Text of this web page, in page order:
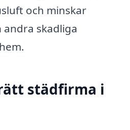
och minskar
skadliga
städfirma i